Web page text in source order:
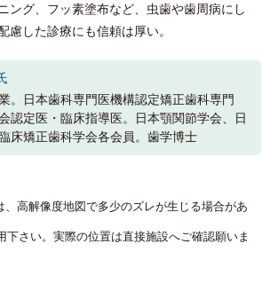
ング、フッ素塗布など、虫歯や歯周病にし
慮した診療にも信頼は厚い。
。日本歯科専門医機構認定矯正歯科専門
認定医・臨床指導医。日本顎関節学会、日
床矯正歯科学会各会員。歯学博士
、高解像度地図で多少のズレが生じる場合があ
下さい。実際の位置は直接施設へご確認願いま